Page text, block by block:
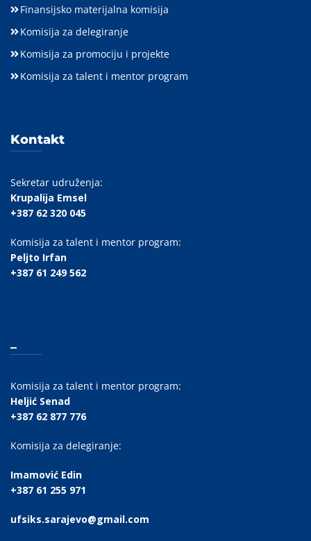
Finansijsko materijalna komisija
Komisija za delegiranje
Komisija za promociju i projekte
Komisija za talent i mentor program
Kontakt
Sekretar udruženja:
Krupalija Emsel
+387 62 320 045
Komisija za talent i mentor program:
Peljto Irfan
+387 61 249 562
Komisija za talent i mentor program:
Heljić Senad
+387 62 877 776
Komisija za delegiranje:
Imamović Edin
+387 61 255 971
ufsiks.sarajevo@gmail.com